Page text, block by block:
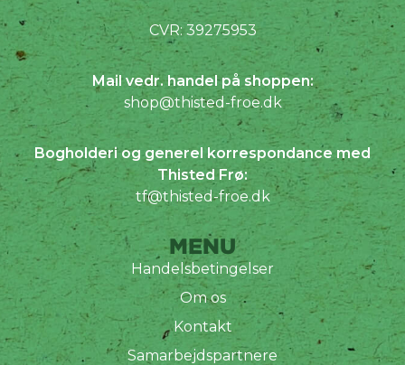
CVR: 39275953
Mail vedr. handel på shoppen:
shop@thisted-froe.dk
Bogholderi og generel korrespondance med
Thisted Frø:
tf@thisted-froe.dk
MENU
Handelsbetingelser
Om os
Kontakt
Samarbejdspartnere